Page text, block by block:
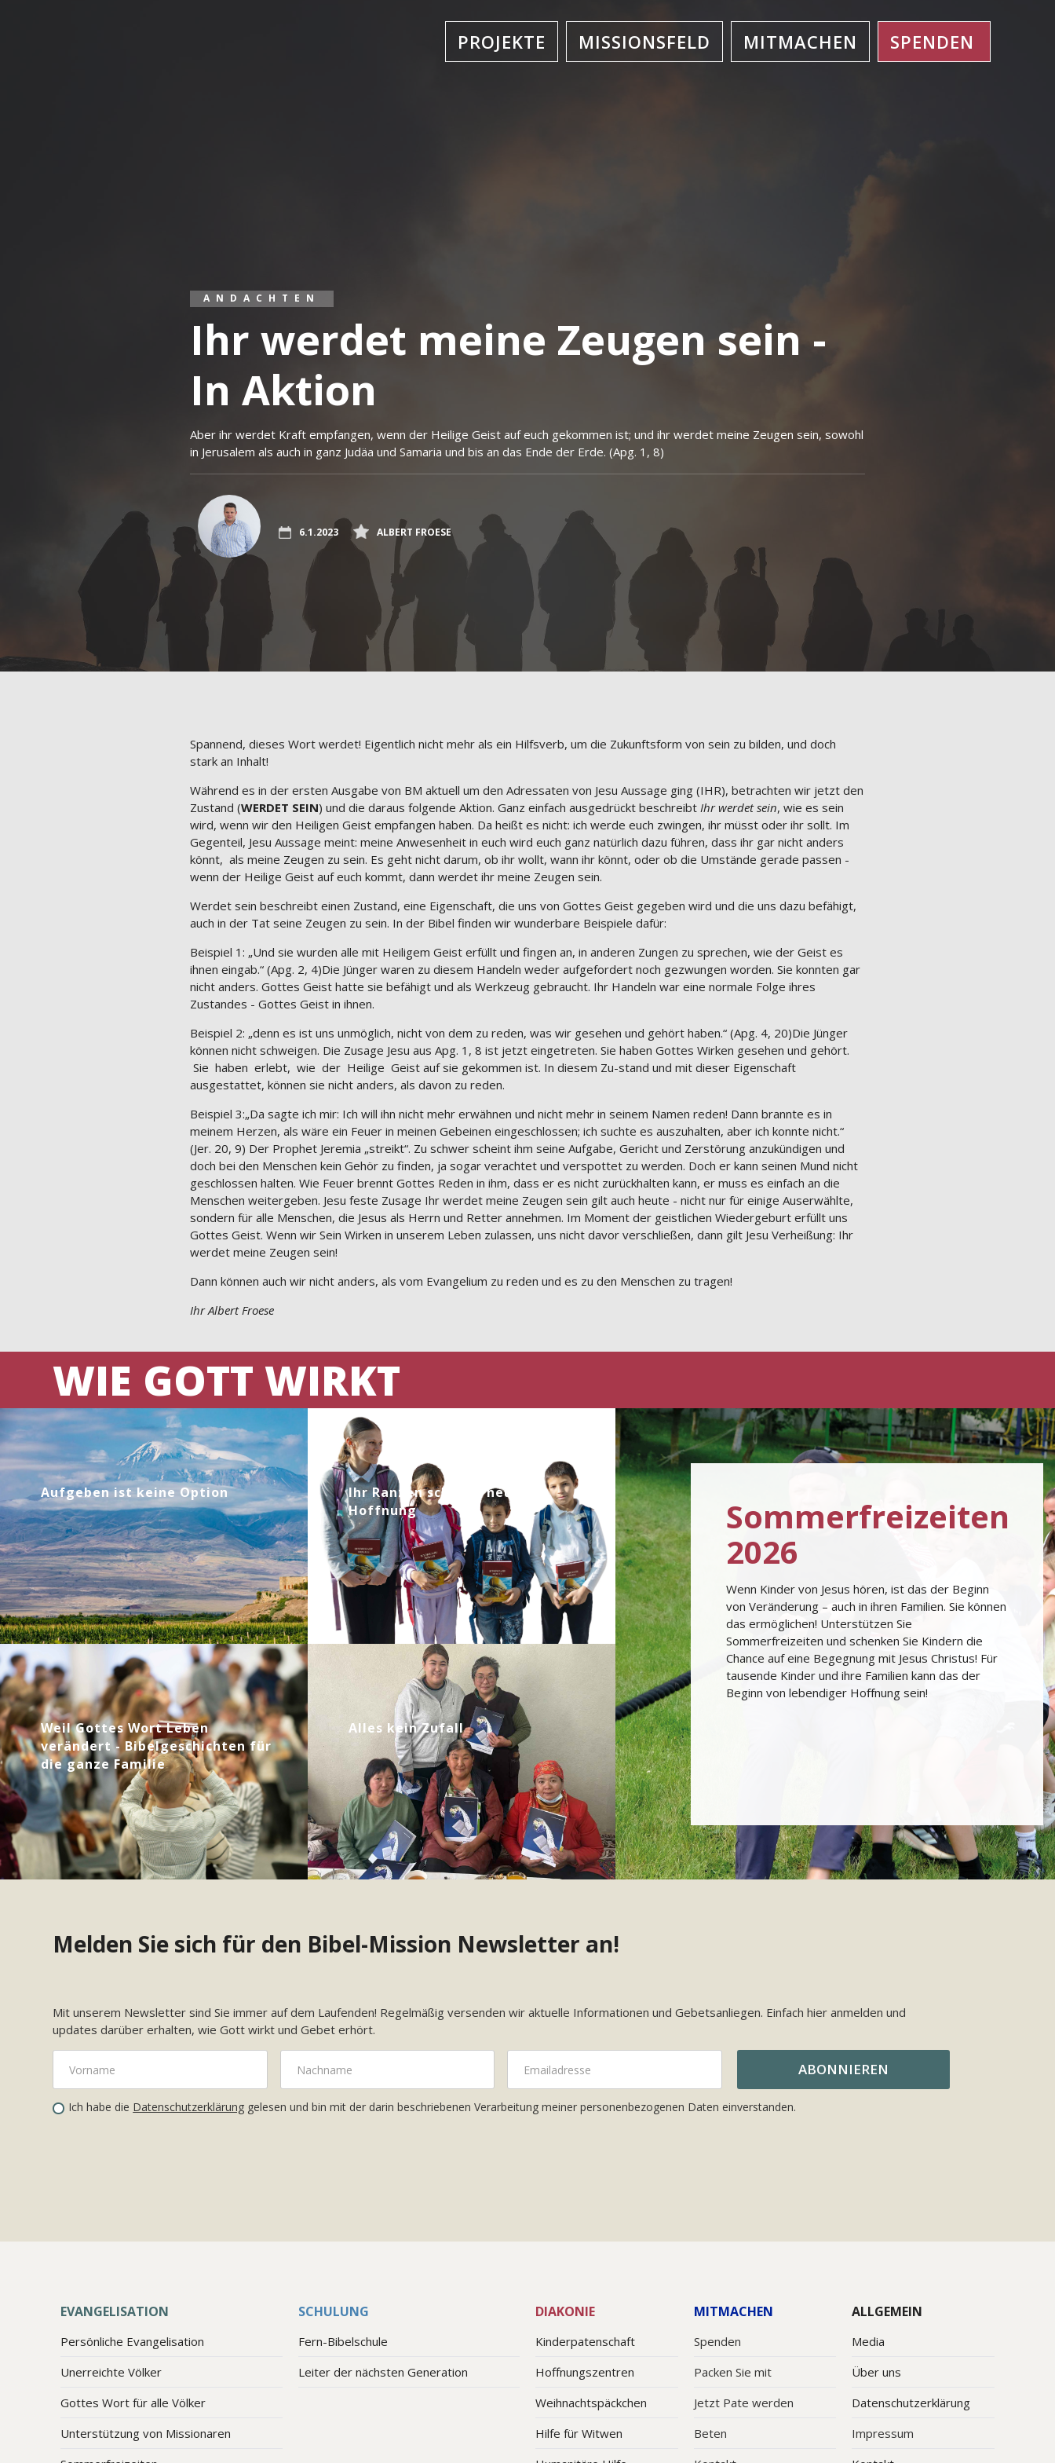
PROJEKTE MISSIONSFELD MITMACHEN SPENDEN
ANDACHTEN
Ihr werdet meine Zeugen sein -
In Aktion
Aber ihr werdet Kraft empfangen, wenn der Heilige Geist auf euch gekommen ist; und ihr werdet meine Zeugen sein, sowohl
in Jerusalem als auch in ganz Judäa und Samaria und bis an das Ende der Erde. (Apg. 1, 8)
6.1.2023 ALBERT FROESE
Spannend, dieses Wort werdet! Eigentlich nicht mehr als ein Hilfsverb, um die Zukunftsform von sein zu bilden, und doch
stark an Inhalt!
Während es in der ersten Ausgabe von BM aktuell um den Adressaten von Jesu Aussage ging (IHR), betrachten wir jetzt den
Zustand (WERDET SEIN) und die daraus folgende Aktion. Ganz einfach ausgedrückt beschreibt Ihr werdet sein, wie es sein
wird, wenn wir den Heiligen Geist empfangen haben. Da heißt es nicht: ich werde euch zwingen, ihr müsst oder ihr sollt. Im
Gegenteil, Jesu Aussage meint: meine Anwesenheit in euch wird euch ganz natürlich dazu führen, dass ihr gar nicht anders
könnt, als meine Zeugen zu sein. Es geht nicht darum, ob ihr wollt, wann ihr könnt, oder ob die Umstände gerade passen -
wenn der Heilige Geist auf euch kommt, dann werdet ihr meine Zeugen sein.
Werdet sein beschreibt einen Zustand, eine Eigenschaft, die uns von Gottes Geist gegeben wird und die uns dazu befähigt,
auch in der Tat seine Zeugen zu sein. In der Bibel finden wir wunderbare Beispiele dafür:
Beispiel 1: „Und sie wurden alle mit Heiligem Geist erfüllt und fingen an, in anderen Zungen zu sprechen, wie der Geist es
ihnen eingab.“ (Apg. 2, 4)Die Jünger waren zu diesem Handeln weder aufgefordert noch gezwungen worden. Sie konnten gar
nicht anders. Gottes Geist hatte sie befähigt und als Werkzeug gebraucht. Ihr Handeln war eine normale Folge ihres
Zustandes - Gottes Geist in ihnen.
Beispiel 2: „denn es ist uns unmöglich, nicht von dem zu reden, was wir gesehen und gehört haben.“ (Apg. 4, 20)Die Jünger
können nicht schweigen. Die Zusage Jesu aus Apg. 1, 8 ist jetzt eingetreten. Sie haben Gottes Wirken gesehen und gehört.
Sie haben erlebt, wie der Heilige Geist auf sie gekommen ist. In diesem Zu-stand und mit dieser Eigenschaft
ausgestattet, können sie nicht anders, als davon zu reden.
Beispiel 3:„Da sagte ich mir: Ich will ihn nicht mehr erwähnen und nicht mehr in seinem Namen reden! Dann brannte es in
meinem Herzen, als wäre ein Feuer in meinen Gebeinen eingeschlossen; ich suchte es auszuhalten, aber ich konnte nicht.“
(Jer. 20, 9) Der Prophet Jeremia „streikt“. Zu schwer scheint ihm seine Aufgabe, Gericht und Zerstörung anzukündigen und
doch bei den Menschen kein Gehör zu finden, ja sogar verachtet und verspottet zu werden. Doch er kann seinen Mund nicht
geschlossen halten. Wie Feuer brennt Gottes Reden in ihm, dass er es nicht zurückhalten kann, er muss es einfach an die
Menschen weitergeben. Jesu feste Zusage Ihr werdet meine Zeugen sein gilt auch heute - nicht nur für einige Auserwählte,
sondern für alle Menschen, die Jesus als Herrn und Retter annehmen. Im Moment der geistlichen Wiedergeburt erfüllt uns
Gottes Geist. Wenn wir Sein Wirken in unserem Leben zulassen, uns nicht davor verschließen, dann gilt Jesu Verheißung: Ihr
werdet meine Zeugen sein!
Dann können auch wir nicht anders, als vom Evangelium zu reden und es zu den Menschen zu tragen!
Ihr Albert Froese
WIE GOTT WIRKT
Aufgeben ist keine Option
Ihr Ranzen schenkt neue
Hoffnung
Weil Gottes Wort Leben
verändert - Bibelgeschichten für
die ganze Familie
Alles kein Zufall
Sommerfreizeiten
2026
Wenn Kinder von Jesus hören, ist das der Beginn
von Veränderung – auch in ihren Familien. Sie können
das ermöglichen! Unterstützen Sie
Sommerfreizeiten und schenken Sie Kindern die
Chance auf eine Begegnung mit Jesus Christus! Für
tausende Kinder und ihre Familien kann das der
Beginn von lebendiger Hoﬀnung sein!
Melden Sie sich für den Bibel-Mission Newsletter an!
Mit unserem Newsletter sind Sie immer auf dem Laufenden! Regelmäßig versenden wir aktuelle Informationen und Gebetsanliegen. Einfach hier anmelden und
updates darüber erhalten, wie Gott wirkt und Gebet erhört.
Ich habe die Datenschutzerklärung gelesen und bin mit der darin beschriebenen Verarbeitung meiner personenbezogenen Daten einverstanden.
EVANGELISATION
Persönliche Evangelisation
Unerreichte Völker
Gottes Wort für alle Völker
Unterstützung von Missionaren
SCHULUNG
Fern-Bibelschule
Leiter der nächsten Generation
DIAKONIE
Kinderpatenschaft
Hoffnungszentren
Weihnachtspäckchen
Hilfe für Witwen
MITMACHEN
Spenden
Packen Sie mit
Jetzt Pate werden
Beten
ALLGEMEIN
Media
Über uns
Datenschutzerklärung
Impressum